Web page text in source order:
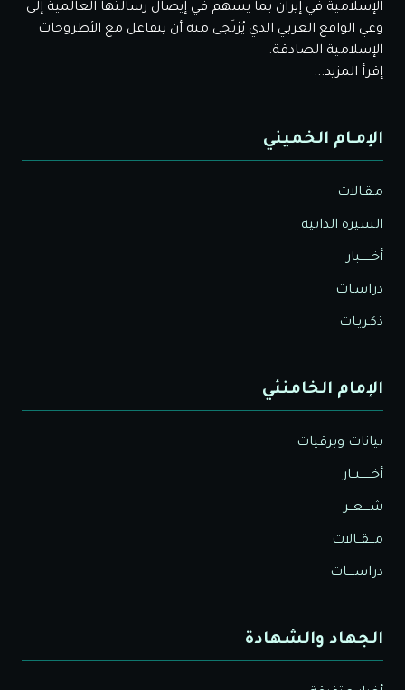
الإسلامية في إيران بما يسهم في إيصال رسالتها العالمية إلى
وعي الواقع العربي الذي يُرْتَجى منه أن يتفاعل مع الأطروحات
الإسلامية الصادقة.
إقرأ المزيد...
الإمـام الخميني
مـقـالات
السيرة الذاتية
أخــــــبار
دراسـات
ذكـريـات
الإمام الخامنئي
بيانات وبرقيات
أخــــــبــار
شــــعــر
مـــقــالات
دراســــات
الجهاد والشهادة